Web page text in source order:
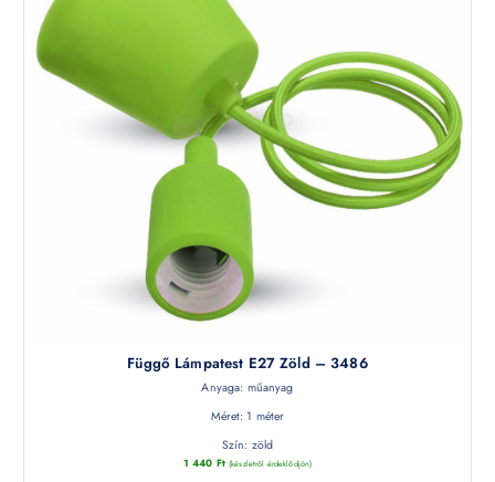
Függő Lámpatest E27 Zöld – 3486
Anyaga: műanyag
Méret: 1 méter
Szín: zöld
1 440 Ft (készletről érdeklődjön)